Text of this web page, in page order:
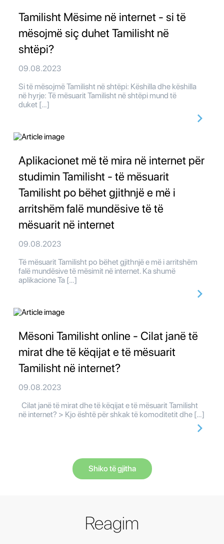
Tamilisht Mësime në internet - si të
mësojmë siç duhet Tamilisht në
shtëpi?
09.08.2023
Si të mësojmë Tamilisht në shtëpi: Këshilla dhe këshilla
në hyrje: Të mësuarit Tamilisht në shtëpi mund të
duket […]
Aplikacionet më të mira në internet për
studimin Tamilisht - të mësuarit
Tamilisht po bëhet gjithnjë e më i
arritshëm falë mundësive të të
mësuarit në internet
09.08.2023
Të mësuarit Tamilisht po bëhet gjithnjë e më i arritshëm
falë mundësive të mësimit në internet. Ka shumë
aplikacione Ta […]
Mësoni Tamilisht online - Cilat janë të
mirat dhe të këqijat e të mësuarit
Tamilisht në internet?
09.08.2023
Cilat janë të mirat dhe të këqijat e të mësuarit Tamilisht
në internet? > Kjo është për shkak të komoditetit dhe […]
Shiko të gjitha
Reagim